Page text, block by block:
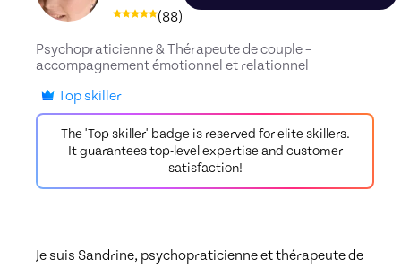
(88)
Psychopraticienne & Thérapeute de couple –
accompagnement émotionnel et relationnel
Top skiller
The 'Top skiller' badge is reserved for elite skillers.
It guarantees top-level expertise and customer
satisfaction!
Je suis Sandrine, psychopraticienne et thérapeute de